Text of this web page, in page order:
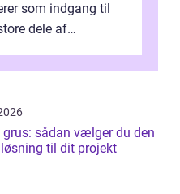
som indgang til
dele af
grus: sådan vælger du den
til dit projekt